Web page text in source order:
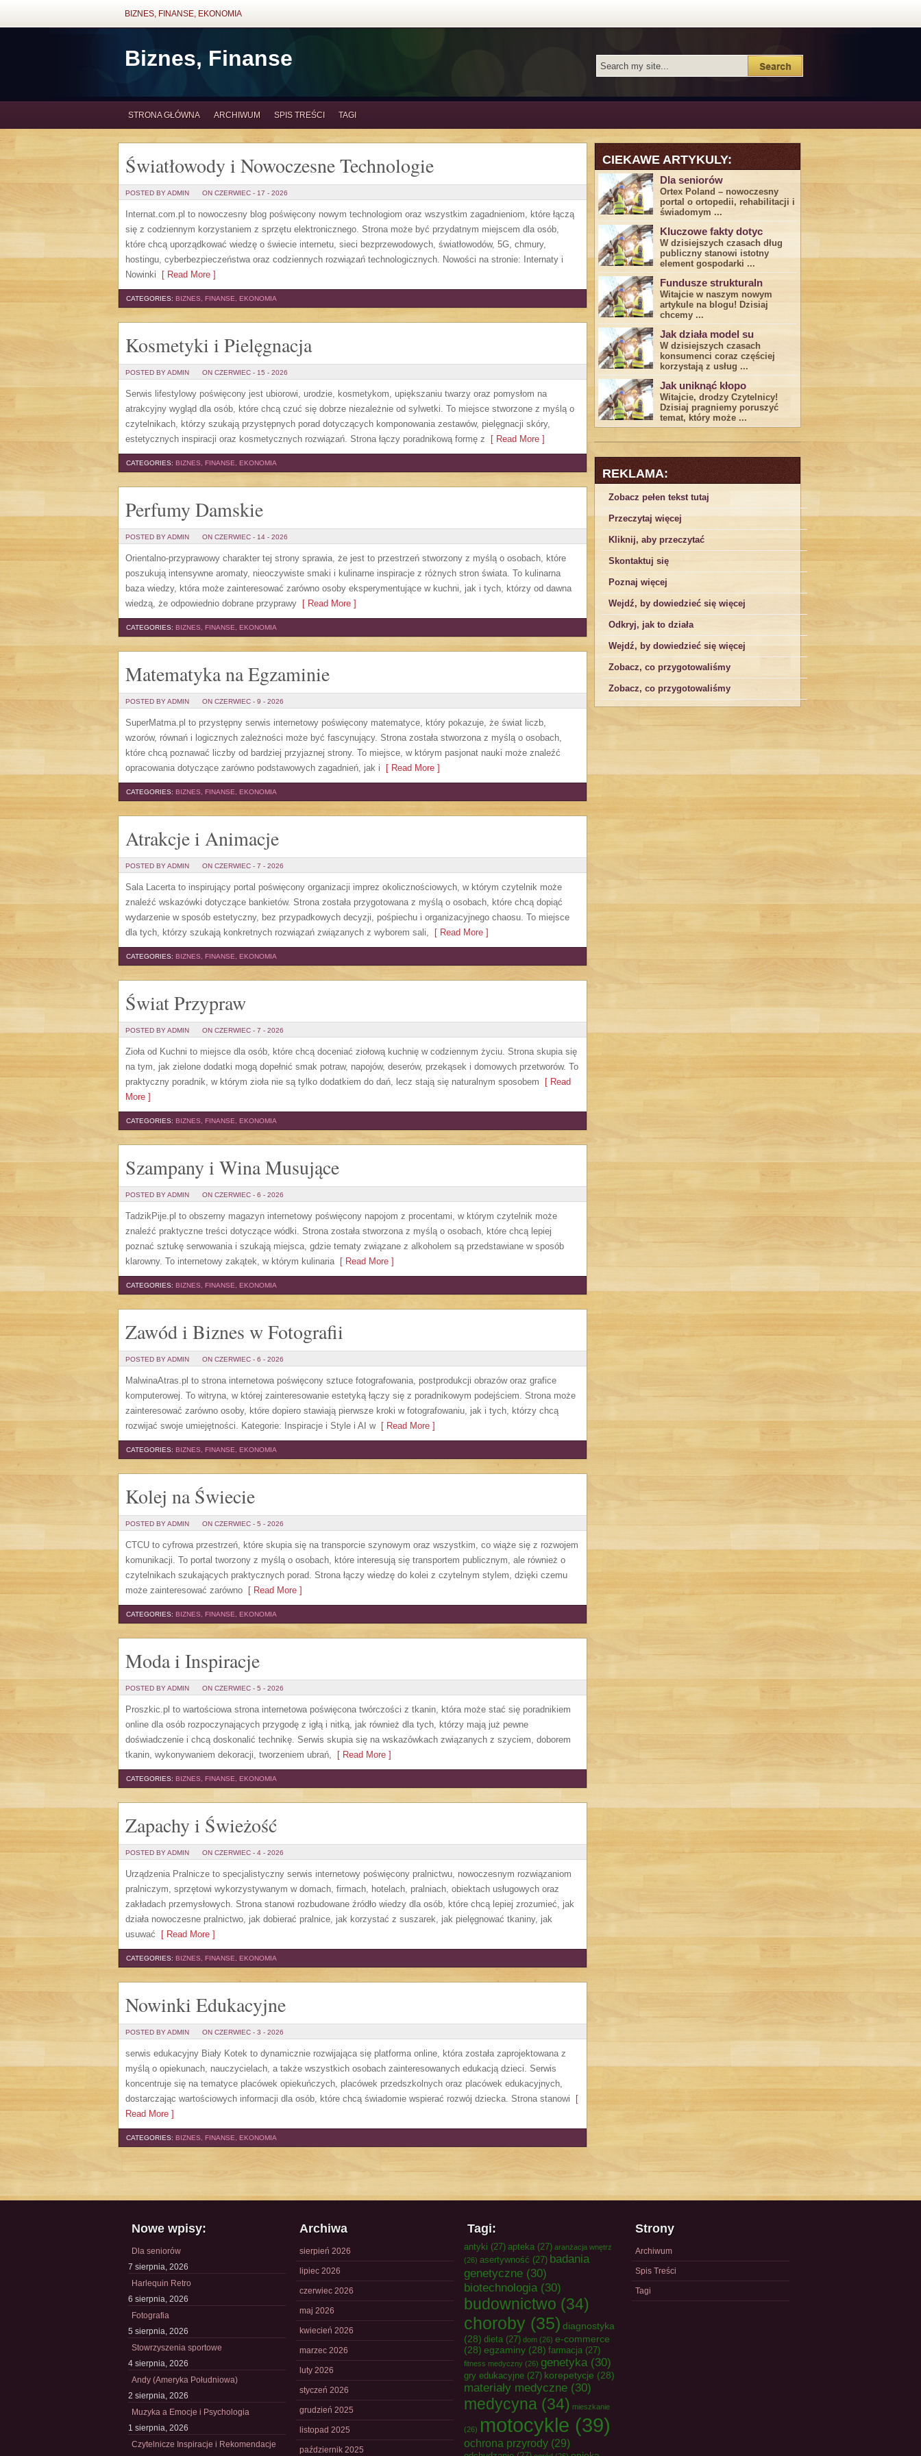
BIZNES, FINANSE, EKONOMIA
Biznes, Finanse
STRONA GŁÓWNA ARCHIWUM SPIS TREŚCI TAGI
Światłowody i Nowoczesne Technologie
POSTED BY ADMIN ON CZERWIEC - 17 - 2026
Internat.com.pl to nowoczesny blog poświęcony nowym technologiom oraz wszystkim zagadnieniom, które łączą
się z codziennym korzystaniem z sprzętu elektronicznego. Strona może być przydatnym miejscem dla osób,
które chcą uporządkować wiedzę o świecie internetu, sieci bezprzewodowych, światłowodów, 5G, chmury,
hostingu, cyberbezpieczeństwa oraz codziennych rozwiązań technologicznych. Nowości na stronie: Internaty i
Nowinki [ Read More ]
CATEGORIES: BIZNES, FINANSE, EKONOMIA
Kosmetyki i Pielęgnacja
POSTED BY ADMIN ON CZERWIEC - 15 - 2026
Serwis lifestylowy poświęcony jest ubiorowi, urodzie, kosmetykom, upiększaniu twarzy oraz pomysłom na
atrakcyjny wygląd dla osób, które chcą czuć się dobrze niezależnie od sylwetki. To miejsce stworzone z myślą o
czytelnikach, którzy szukają przystępnych porad dotyczących komponowania zestawów, pielęgnacji skóry,
estetycznych inspiracji oraz kosmetycznych rozwiązań. Strona łączy poradnikową formę z [ Read More ]
CATEGORIES: BIZNES, FINANSE, EKONOMIA
Perfumy Damskie
POSTED BY ADMIN ON CZERWIEC - 14 - 2026
Orientalno-przyprawowy charakter tej strony sprawia, że jest to przestrzeń stworzony z myślą o osobach, które
poszukują intensywne aromaty, nieoczywiste smaki i kulinarne inspiracje z różnych stron świata. To kulinarna
baza wiedzy, która może zainteresować zarówno osoby eksperymentujące w kuchni, jak i tych, którzy od dawna
wiedzą, że odpowiednio dobrane przyprawy [ Read More ]
CATEGORIES: BIZNES, FINANSE, EKONOMIA
Matematyka na Egzaminie
POSTED BY ADMIN ON CZERWIEC - 9 - 2026
SuperMatma.pl to przystępny serwis internetowy poświęcony matematyce, który pokazuje, że świat liczb,
wzorów, równań i logicznych zależności może być fascynujący. Strona została stworzona z myślą o osobach,
które chcą poznawać liczby od bardziej przyjaznej strony. To miejsce, w którym pasjonat nauki może znaleźć
opracowania dotyczące zarówno podstawowych zagadnień, jak i [ Read More ]
CATEGORIES: BIZNES, FINANSE, EKONOMIA
Atrakcje i Animacje
POSTED BY ADMIN ON CZERWIEC - 7 - 2026
Sala Lacerta to inspirujący portal poświęcony organizacji imprez okolicznościowych, w którym czytelnik może
znaleźć wskazówki dotyczące bankietów. Strona została przygotowana z myślą o osobach, które chcą dopiąć
wydarzenie w sposób estetyczny, bez przypadkowych decyzji, pośpiechu i organizacyjnego chaosu. To miejsce
dla tych, którzy szukają konkretnych rozwiązań związanych z wyborem sali, [ Read More ]
CATEGORIES: BIZNES, FINANSE, EKONOMIA
Świat Przypraw
POSTED BY ADMIN ON CZERWIEC - 7 - 2026
Zioła od Kuchni to miejsce dla osób, które chcą doceniać ziołową kuchnię w codziennym życiu. Strona skupia się
na tym, jak zielone dodatki mogą dopełnić smak potraw, napojów, deserów, przekąsek i domowych przetworów. To
praktyczny poradnik, w którym zioła nie są tylko dodatkiem do dań, lecz stają się naturalnym sposobem [ Read
More ]
CATEGORIES: BIZNES, FINANSE, EKONOMIA
Szampany i Wina Musujące
POSTED BY ADMIN ON CZERWIEC - 6 - 2026
TadzikPije.pl to obszerny magazyn internetowy poświęcony napojom z procentami, w którym czytelnik może
znaleźć praktyczne treści dotyczące wódki. Strona została stworzona z myślą o osobach, które chcą lepiej
poznać sztukę serwowania i szukają miejsca, gdzie tematy związane z alkoholem są przedstawiane w sposób
klarowny. To internetowy zakątek, w którym kulinaria[ Read More ]
CATEGORIES: BIZNES, FINANSE, EKONOMIA
Zawód i Biznes w Fotografii
POSTED BY ADMIN ON CZERWIEC - 6 - 2026
MalwinaAtras.pl to strona internetowa poświęcony sztuce fotografowania, postprodukcji obrazów oraz grafice
komputerowej. To witryna, w której zainteresowanie estetyką łączy się z poradnikowym podejściem. Strona może
zainteresować zarówno osoby, które dopiero stawiają pierwsze kroki w fotografowaniu, jak i tych, którzy chcą
rozwijać swoje umiejętności. Kategorie: Inspiracje i Style i AI w[ Read More ]
CATEGORIES: BIZNES, FINANSE, EKONOMIA
Kolej na Świecie
POSTED BY ADMIN ON CZERWIEC - 5 - 2026
CTCU to cyfrowa przestrzeń, które skupia się na transporcie szynowym oraz wszystkim, co wiąże się z rozwojem
komunikacji. To portal tworzony z myślą o osobach, które interesują się transportem publicznym, ale również o
czytelnikach szukających praktycznych porad. Strona łączy wiedzę do kolei z czytelnym stylem, dzięki czemu
może zainteresować zarówno [ Read More ]
CATEGORIES: BIZNES, FINANSE, EKONOMIA
Moda i Inspiracje
POSTED BY ADMIN ON CZERWIEC - 5 - 2026
Proszkic.pl to wartościowa strona internetowa poświęcona twórczości z tkanin, która może stać się poradnikiem
online dla osób rozpoczynających przygodę z igłą i nitką, jak również dla tych, którzy mają już pewne
doświadczenie i chcą doskonalić technikę. Serwis skupia się na wskazówkach związanych z szyciem, doborem
tkanin, wykonywaniem dekoracji, tworzeniem ubrań, [ Read More ]
CATEGORIES: BIZNES, FINANSE, EKONOMIA
Zapachy i Świeżość
POSTED BY ADMIN ON CZERWIEC - 4 - 2026
Urządzenia Pralnicze to specjalistyczny serwis internetowy poświęcony pralnictwu, nowoczesnym rozwiązaniom
pralniczym, sprzętowi wykorzystywanym w domach, firmach, hotelach, pralniach, obiektach usługowych oraz
zakładach przemysłowych. Strona stanowi rozbudowane źródło wiedzy dla osób, które chcą lepiej zrozumieć, jak
działa nowoczesne pralnictwo, jak dobierać pralnice, jak korzystać z suszarek, jak pielęgnować tkaniny, jak
usuwać [ Read More ]
CATEGORIES: BIZNES, FINANSE, EKONOMIA
Nowinki Edukacyjne
POSTED BY ADMIN ON CZERWIEC - 3 - 2026
serwis edukacyjny Biały Kotek to dynamicznie rozwijająca się platforma online, która została zaprojektowana z
myślą o opiekunach, nauczycielach, a także wszystkich osobach zainteresowanych edukacją dzieci. Serwis
koncentruje się na tematyce placówek opiekuńczych, placówek przedszkolnych oraz placówek edukacyjnych,
dostarczając wartościowych informacji dla osób, które chcą świadomie wspierać rozwój dziecka. Strona stanowi [
Read More ]
CATEGORIES: BIZNES, FINANSE, EKONOMIA
CIEKAWE ARTYKULY:
Dla seniorów
Ortex Poland – nowoczesny
portal o ortopedii, rehabilitacji i
świadomym ...
Kluczowe fakty dotyc
W dzisiejszych czasach dług
publiczny stanowi istotny
element gospodarki ...
Fundusze strukturaln
Witajcie w naszym nowym
artykule na blogu! Dzisiaj
chcemy ...
Jak działa model su
W dzisiejszych czasach
konsumenci ‌coraz częściej
korzystają z usług⁤ ...
Jak uniknąć kłopo
Witajcie, drodzy Czytelnicy!
Dzisiaj pragniemy poruszyć
temat, który może ...
REKLAMA:
Zobacz pełen tekst tutaj
Przeczytaj więcej
Kliknij, aby przeczytać
Skontaktuj się
Poznaj więcej
Wejdź, by dowiedzieć się więcej
Odkryj, jak to działa
Wejdź, by dowiedzieć się więcej
Zobacz, co przygotowaliśmy
Zobacz, co przygotowaliśmy
Nowe wpisy:
Dla seniorów
7 sierpnia, 2026
Harlequin Retro
6 sierpnia, 2026
Fotografia
5 sierpnia, 2026
Stowrzyszenia sportowe
4 sierpnia, 2026
Andy (Ameryka Południowa)
2 sierpnia, 2026
Muzyka a Emocje i Psychologia
1 sierpnia, 2026
Czytelnicze Inspiracje i Rekomendacje
Archiwa
sierpień 2026
lipiec 2026
czerwiec 2026
maj 2026
kwiecień 2026
marzec 2026
luty 2026
styczeń 2026
grudzień 2025
listopad 2025
październik 2025
Tagi:
antyki (27) apteka (27) aranżacja wnętrz
(26) asertywność (27) badania
genetyczne (30)
biotechnologia(30)
budownictwo (34)
choroby (35) diagnostyka
(28) dieta (27) dom (26) e-commerce
(28) egzaminy (28) farmacja (27)
fitness medyczny (26) genetyka(30)
gry edukacyjne (27) korepetycje (28)
materiały medyczne (30)
medycyna (34) mieszkanie
(26) motocykle (39)
ochrona przyrody (29)
Strony
Archiwum
Spis Treści
Tagi